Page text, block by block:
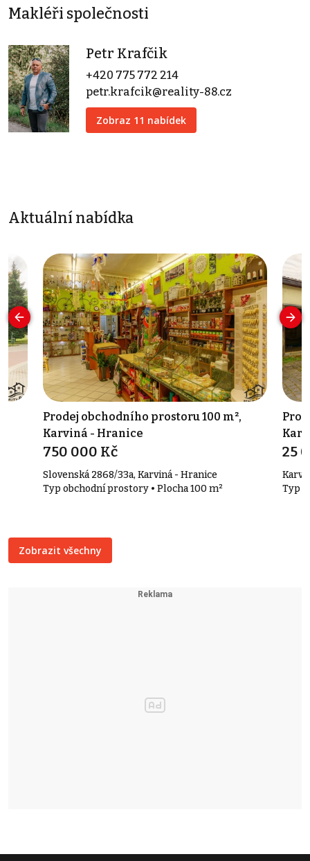
Makléři společnosti
Petr Krafčik
+420 775 772 214
petr.krafcik@reality-88.cz
Zobraz 11 nabídek
Aktuální nabídka
Prodej obchodního prostoru 100 m²,
Karviná - Hranice
750 000 Kč
Slovenská 2868/33a, Karviná - Hranice
Typ obchodní prostory • Plocha 100 m²
25
Typ
Zobrazit všechny